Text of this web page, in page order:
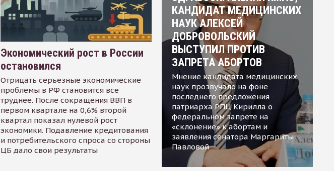
Экономический рост в России
остановился
Отрицать серьезные экономические
проблемы в РФ становится все
труднее. После сокращения ВВП в
первом квартале на 0,6% второй
квартал показал нулевой рост
экономики. Подавление кредитования
и потребительского спроса со стороны
ЦБ дало свои результаты
КАНДИДАТ МЕДИЦИНСКИХ
НАУК АЛЕКСЕЙ
ДОБРОВОЛЬСКИЙ
ВЫСТУПИЛ ПРОТИВ
ЗАПРЕТА АБОРТОВ
Мнение кандидата медицинских
наук прозвучало на фоне
последнего предложения
патриарха РПЦ Кирилла о
федеральном запрете на
«склонение» к абортам и
заявления сенатора Маргариты
Павловой